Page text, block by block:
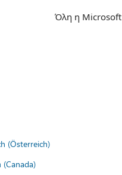
Όλη η Microsoft
(Österreich)
(Canada)